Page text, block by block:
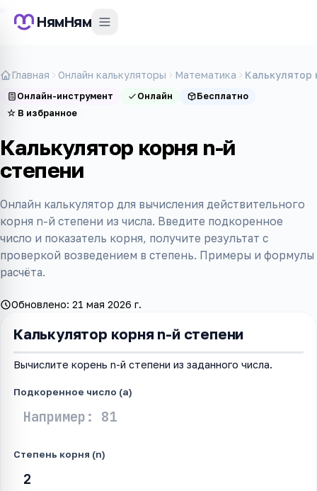
НямНям
Главная Онлайн калькуляторы Математика Калькулятор
Онлайн-инструмент Онлайн
Бесплатно
☆ В избранное
Калькулятор корня n-й
степени
Онлайн калькулятор для вычисления действительного
корня n-й степени из числа. Введите подкоренное
число и показатель корня, получите результат с
проверкой возведением в степень. Примеры и формулы
расчёта.
Обновлено: 21 мая 2026 г.
Калькулятор корня n-й степени
Вычислите корень n-й степени из заданного числа.
Подкоренное число (a)
Степень корня (n)